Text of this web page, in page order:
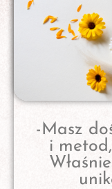
-Masz
i